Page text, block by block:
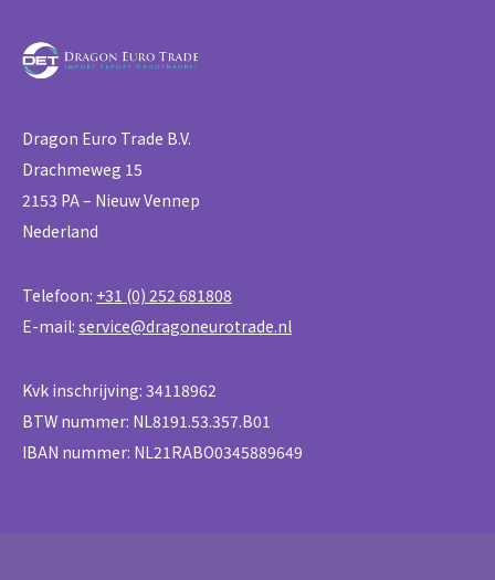
Dragon Euro Trade B.V.
Drachmeweg 15
2153 PA – Nieuw Vennep
Nederland
Telefoon: +31 (0) 252 681808
E-mail: service@dragoneurotrade.nl
Kvk inschrijving: 34118962
BTW nummer: NL8191.53.357.B01
IBAN nummer: NL21RABO0345889649